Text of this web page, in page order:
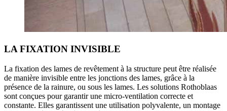
LA FIXATION INVISIBLE
La fixation des lames de revêtement à la structure peut être réalisée
de manière invisible entre les jonctions des lames, grâce à la
présence de la rainure, ou sous les lames. Les solutions Rothoblaas
sont conçues pour garantir une micro-ventilation correcte et
constante. Elles garantissent une utilisation polyvalente, un montage